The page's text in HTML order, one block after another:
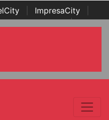
ImpresaCity
Channel Awards | Italian